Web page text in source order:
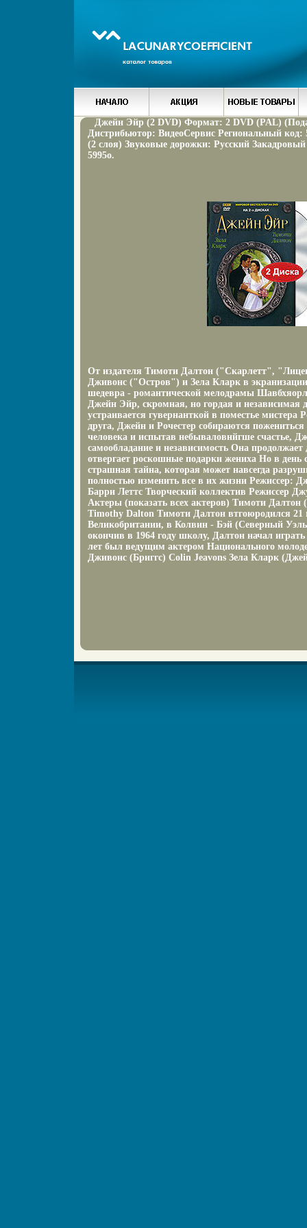
Джейн Эйр (2 DVD) Формат: 2 DVD (PAL)
Дистрибьютор: ВидеоСервис Региональный код:
(2 слоя) Звуковые дорожки: Русский
5995o.
От издателя Тимоти Далтон ("Скарлетт",
Дживонс ("Остров") и Зела Кларк в экранизации
шедевра - романтической мелодрамы
Джейн Эйр, скромная, но гордая и независимая
устраивается гувернанткой в поместье мистера
друга, Джейн и Рочестер собираются
человека и испытав небываловнйгше счастье,
самообладание и независимость Она продолжает
отвергает роскошные подарки жениха Но в день
страшная тайна, которая может навсегда
полностью изменить все в их жизни Режиссер:
Барри Леттс Творческий коллектив Режиссер
Актеры (показать всех актеров) Тимоти Далтон
Timothy Dalton Тимоти Далтон втгоюродился 21
Великобритании, в Колвин - Бэй (Северный
окончив в 1964 году школу, Далтон начал играть
лет был ведущим актером Национального
Дживонс (Бриггс) Colin Jeavons Зела Кларк